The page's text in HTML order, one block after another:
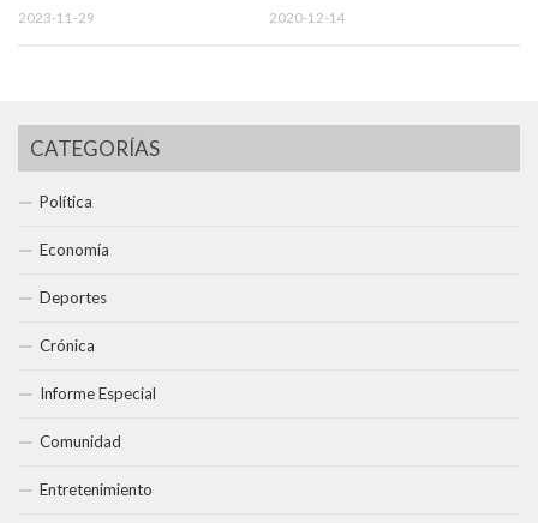
2023-11-29 2020-12-14
CATEGORÍAS
Política
Economía
Deportes
Crónica
Informe Especial
Comunidad
Entretenimiento